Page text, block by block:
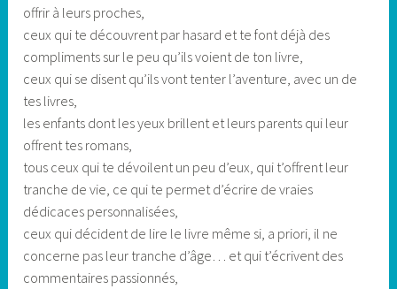
offrir à leurs proches,
ceux qui te découvrent par hasard et te font déjà des
compliments sur le peu qu’ils voient de ton livre,
ceux qui se disent qu’ils vont tenter l’aventure, avec un de
tes livres,
les enfants dont les yeux brillent et leurs parents qui leur
offrent tes romans,
tous ceux qui te dévoilent un peu d’eux, qui t’offrent leur
tranche de vie, ce qui te permet d’écrire de vraies
dédicaces personnalisées,
ceux qui décident de lire le livre même si, a priori, il ne
concerne pas leur tranche d’âge… et qui t’écrivent des
commentaires passionnés,